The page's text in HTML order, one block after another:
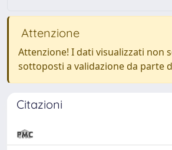
Attenzione
Attenzione! I dati visualizzati non
sottoposti a validazione da parte
Citazioni